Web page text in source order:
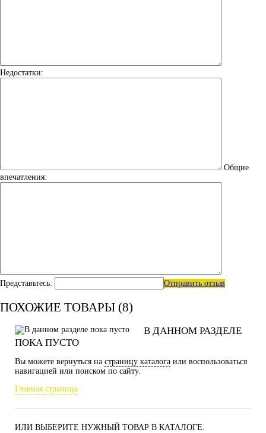
Недостатки:
Общие
впечатления:
Представьтесь: Отправить отзыв
ПОХОЖИЕ ТОВАРЫ (8)
В ДАННОМ РАЗДЕЛЕ
ПОКА ПУСТО
Вы можете вернуться на страницу каталога или воспользоваться
навигацией или поиском по сайту.
Главная страница
ИЛИ ВЫБЕРИТЕ НУЖНЫЙ ТОВАР В КАТАЛОГЕ.